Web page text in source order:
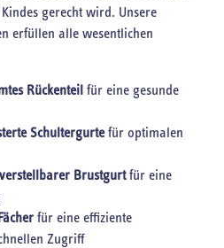
gerecht wird. Unsere
erfüllen alle wesentlichen
Rückenteil für eine gesunde
Schultergurtefür optimalen
Brustgurtfür eine
für eine effiziente
Zugriff